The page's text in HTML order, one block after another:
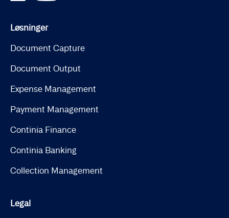
Løsninger
Document Capture
Document Output
Expense Management
Payment Management
Continia Finance
Continia Banking
Collection Management
Legal